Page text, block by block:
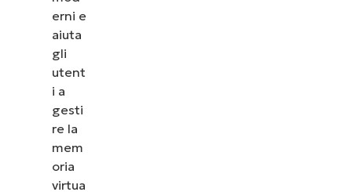
erni e
aiuta
gli
utent
i a
gesti
re la
mem
oria
virtua